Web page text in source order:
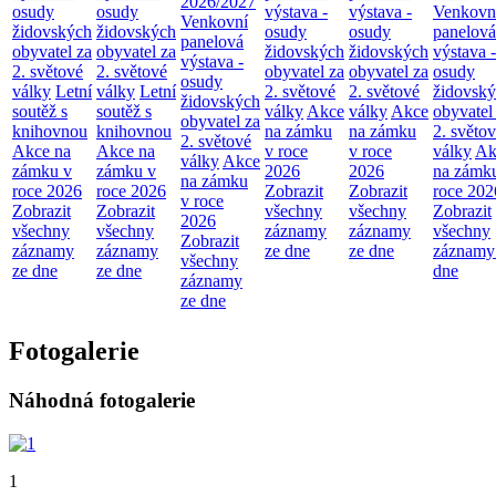
osudy
židovských
obyvatel za
2. světové
války Letní
soutěž s
knihovnou
Akce na
zámku v
roce 2026
Zobrazit
všechny
záznamy
ze dne
osudy
židovských
obyvatel za
2. světové
války Letní
soutěž s
knihovnou
Akce na
zámku v
roce 2026
Zobrazit
všechny
záznamy
ze dne
Venkovní
panelová
výstava -
osudy
židovských
obyvatel za
2. světové
války Akce
na zámku
v roce
2026
Zobrazit
všechny
záznamy
ze dne
výstava -
osudy
židovských
obyvatel za
2. světové
války Akce
na zámku
v roce
2026
Zobrazit
všechny
záznamy
ze dne
výstava -
osudy
židovských
obyvatel za
2. světové
války Akce
na zámku
v roce
2026
Zobrazit
všechny
záznamy
ze dne
panelová
výstava -
osudy
obyvatel
2.
války
na
roce
Zobrazit
všechny
dne
Fotogalerie
Náhodná fotogalerie
1